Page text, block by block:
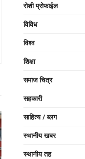
रोशी प्रोफाईल
विविध
विश्व
शिक्षा
समाज चित्र
सहकारी
साहित्य / ब्लग
स्थानीय खबर
स्थानीय तह